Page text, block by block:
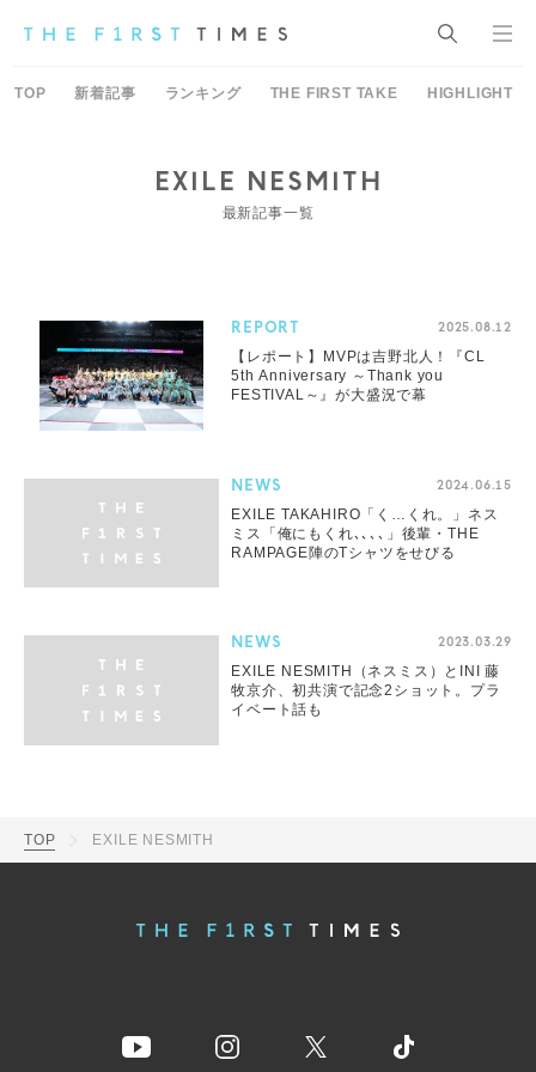
TOP 新着記事 ランキング THE FIRST TAKE HIGHLIGHT
EXILE NESMITH
最新記事一覧
REPORT 2025.08.12
【レポート】MVPは吉野北人！『CL
5th Anniversary ～Thank you
FESTIVAL～』が大盛況で幕
NEWS 2024.06.15
EXILE TAKAHIRO「く…くれ。」ネス
ミス「俺にもくれ､､､､」後輩・THE
RAMPAGE陣のTシャツをせびる
NEWS 2023.03.29
EXILE NESMITH（ネスミス）とINI 藤
牧京介、初共演で記念2ショット。プラ
イベート話も
TOP EXILE NESMITH